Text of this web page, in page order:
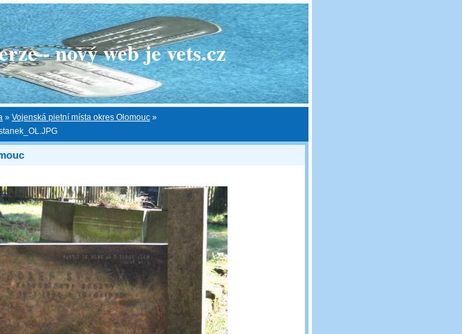
- nový web je vets.cz
» Vojenská pietní místa okres Olomouc »